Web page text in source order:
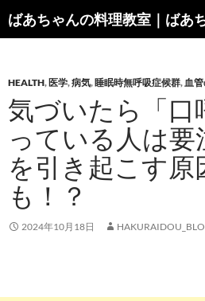
ン
ツ
へ
ス
キ
索
HEALTH, 医学,病気,睡眠時無呼吸症候群,血
気づいたら「口
っている人は要
を引き起こす原
も！？
2024年10月18日